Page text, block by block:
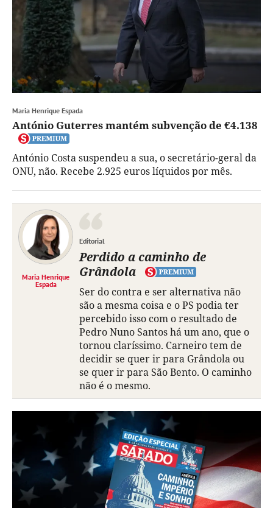
Maria Henrique Espada
António Guterres mantém subvenção de €4.138
António Costa suspendeu a sua, o secretário-geral da
ONU, não. Recebe 2.925 euros líquidos por mês.
Maria Henrique
Espada
Editorial
Perdido a caminho de
Grândola
Ser do contra e ser alternativa não
são a mesma coisa e o PS podia ter
percebido isso com o resultado de
Pedro Nuno Santos há um ano, que o
tornou claríssimo. Carneiro tem de
decidir se quer ir para Grândola ou
se quer ir para São Bento. O caminho
não é o mesmo.